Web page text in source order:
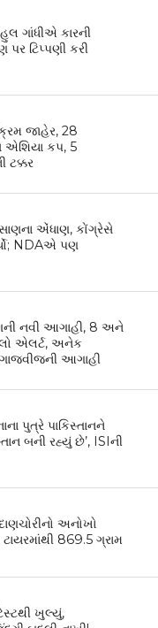
માટે બનાવવામાં
પર ચર્ચાનો વિષય
શેર કરેલી એક
સમજ, જાહેર